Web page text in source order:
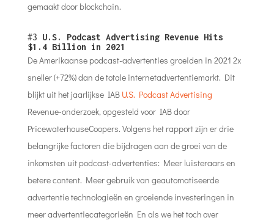
gemaakt door blockchain.
#3 U.S. Podcast Advertising Revenue Hits
$1.4 Billion in 2021
De Amerikaanse podcast-advertenties groeiden in 2021 2x
sneller (+72%) dan de totale internetadvertentiemarkt. Dit
blijkt uit het jaarlijkse IAB U.S. Podcast Advertising
Revenue-onderzoek, opgesteld voor IAB door
PricewaterhouseCoopers. Volgens het rapport zijn er drie
belangrijke factoren die bijdragen aan de groei van de
inkomsten uit podcast-advertenties: Meer luisteraars en
betere content. Meer gebruik van geautomatiseerde
advertentie technologieën en groeiende investeringen in
meer advertentiecategorieën En als we het toch over